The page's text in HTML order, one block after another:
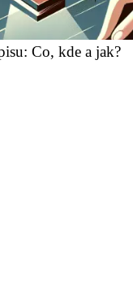
Co, kde a jak?